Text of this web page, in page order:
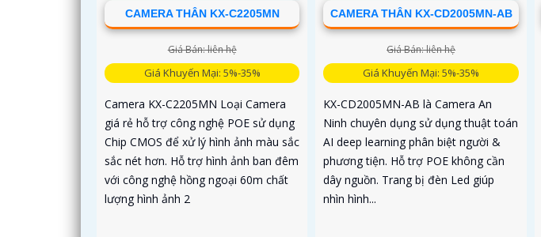
CAMERA THÂN KX-C2205MN
Giá Bán: liên hệ
Giá Khuyến Mại: 5%-35%
Camera KX-C2205MN Loại Camera
giá rẻ hỗ trợ công nghệ POE sử dụng
Chip CMOS để xử lý hình ảnh màu sắc
sắc nét hơn. Hỗ trợ hình ảnh ban đêm
với công nghệ hồng ngoại 60m chất
lượng hình ảnh 2
CAMERA THÂN KX-CD2005MN-AB
Giá Bán: liên hệ
Giá Khuyến Mại: 5%-35%
KX-CD2005MN-AB là Camera An
Ninh chuyên dụng sử dụng thuật toán
AI deep learning phân biệt người &
phương tiện. Hỗ trợ POE không cần
dây nguồn. Trang bị đèn Led giúp
nhìn hình...